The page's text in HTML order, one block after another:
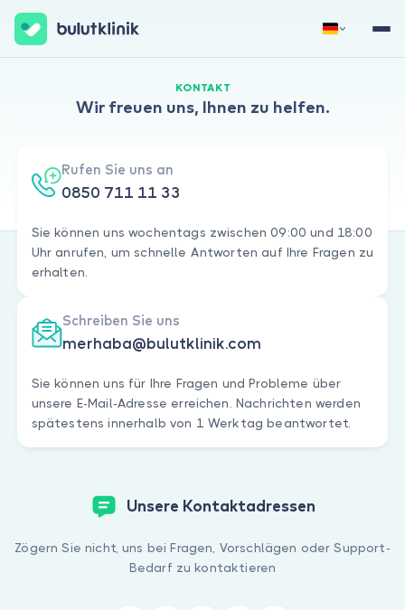
Für Patienten
Für Ärzte
Sind Sie Arzt?
KONTAKT
Wir freuen uns, Ihnen zu helfen.
Rufen Sie uns an
0850 711 11 33
Sie können uns wochentags zwischen 09:00 und 18:00
Uhr anrufen, um schnelle Antworten auf Ihre Fragen zu
erhalten.
Schreiben Sie uns
merhaba@bulutklinik.com
Sie können uns für Ihre Fragen und Probleme über
unsere E-Mail-Adresse erreichen. Nachrichten werden
spätestens innerhalb von 1 Werktag beantwortet.
Unsere Kontaktadressen
Zögern Sie nicht, uns bei Fragen, Vorschlägen oder Support-
Bedarf zu kontaktieren